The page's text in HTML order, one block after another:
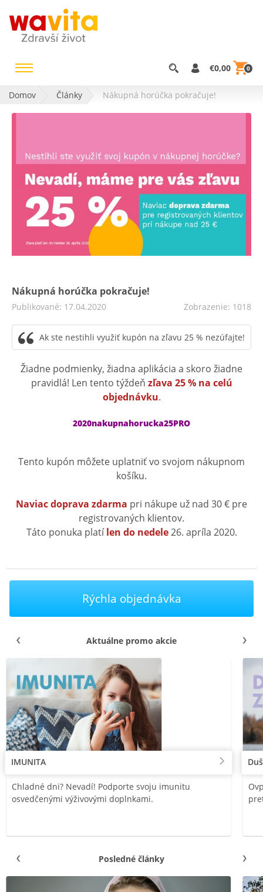
€0,00 0
Domov Články Nákupná horúčka pokračuje!
Nákupná horúčka pokračuje!
Publikované: 17.04.2020 Zobrazenie: 1018
Ak ste nestihli využiť kupón na zľavu 25 % nezúfajte!
Žiadne podmienky, žiadna aplikácia a skoro žiadne
pravidlá! Len tento týždeň zľava 25 % na celú
objednávku.
2020nakupnahorucka25PRO
Tento kupón môžete uplatniť vo svojom nákupnom
košíku.
Naviac doprava zdarma pri nákupe už nad 30 € pre
registrovaných klientov.
Táto ponuka platílen do nedele26. apríla 2020.
Rýchla objednávka
Aktuálne promo akcie
IMUNITA
Chladné dni? Nevadí! Podporte svoju imunitu
osvedčenými výživovými doplnkami.
Posledné články